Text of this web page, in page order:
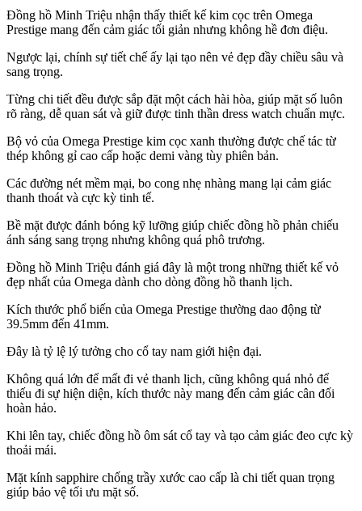
Đồng hồ Minh Triệu nhận thấy thiết kế kim cọc trên Omega
Prestige mang đến cảm giác tối giản nhưng không hề đơn điệu.
Ngược lại, chính sự tiết chế ấy lại tạo nên vẻ đẹp đầy chiều sâu và
sang trọng.
Từng chi tiết đều được sắp đặt một cách hài hòa, giúp mặt số luôn
rõ ràng, dễ quan sát và giữ được tinh thần dress watch chuẩn mực.
Bộ vỏ của Omega Prestige kim cọc xanh thường được chế tác từ
thép không gỉ cao cấp hoặc demi vàng tùy phiên bản.
Các đường nét mềm mại, bo cong nhẹ nhàng mang lại cảm giác
thanh thoát và cực kỳ tinh tế.
Bề mặt được đánh bóng kỹ lưỡng giúp chiếc đồng hồ phản chiếu
ánh sáng sang trọng nhưng không quá phô trương.
Đồng hồ Minh Triệu đánh giá đây là một trong những thiết kế vỏ
đẹp nhất của Omega dành cho dòng đồng hồ thanh lịch.
Kích thước phổ biến của Omega Prestige thường dao động từ
39.5mm đến 41mm.
Đây là tỷ lệ lý tưởng cho cổ tay nam giới hiện đại.
Không quá lớn để mất đi vẻ thanh lịch, cũng không quá nhỏ để
thiếu đi sự hiện diện, kích thước này mang đến cảm giác cân đối
hoàn hảo.
Khi lên tay, chiếc đồng hồ ôm sát cổ tay và tạo cảm giác đeo cực kỳ
thoải mái.
Mặt kính sapphire chống trầy xước cao cấp là chi tiết quan trọng
giúp bảo vệ tối ưu mặt số.